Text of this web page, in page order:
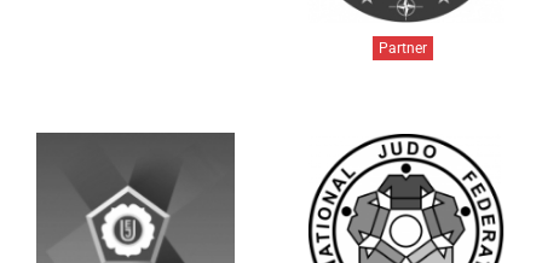
Partner